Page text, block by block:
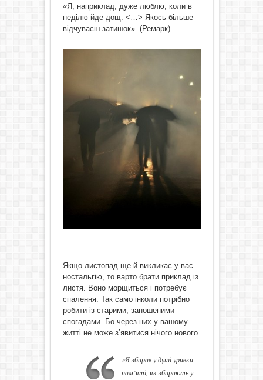
«Я, наприклад, дуже люблю, коли в
неділю йде дощ. <…> Якось більше
відчуваєш затишок». (Ремарк)
Якщо листопад ще й викликає у вас
ностальгію, то варто брати приклад із
листя. Воно морщиться і потребує
спалення. Так само інколи потрібно
робити із старими, заношеними
спогадами. Бо через них у вашому
житті не може з’явитися нічого нового.
«Я збирав у душі уривки
пам’яті, як збирають у